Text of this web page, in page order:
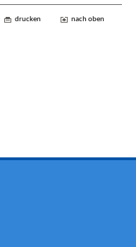
drucken nach oben